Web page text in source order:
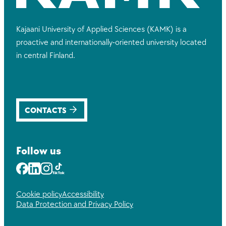
Kajaani University of Applied Sciences (KAMK) is a
proactive and internationally-oriented university located
in central Finland.
CONTACTS
Follow us
Facebook
LinkedIn
Instagram
Youtube
Cookie policyAccessibility
Data Protection and Privacy Policy